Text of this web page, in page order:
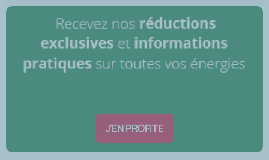
J'EN PROFITE